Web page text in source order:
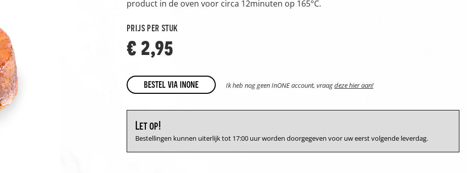
product in de oven voor circa 12minuten op 165°C.
prijs per stuk
€ 2,95
bestel via inone Ik heb nog geen InONE account, vraagdeze hier aan!
Let op!
Bestellingen kunnen uiterlijk tot 17:00 uur worden doorgegeven voor uw eerst volgende leverdag.